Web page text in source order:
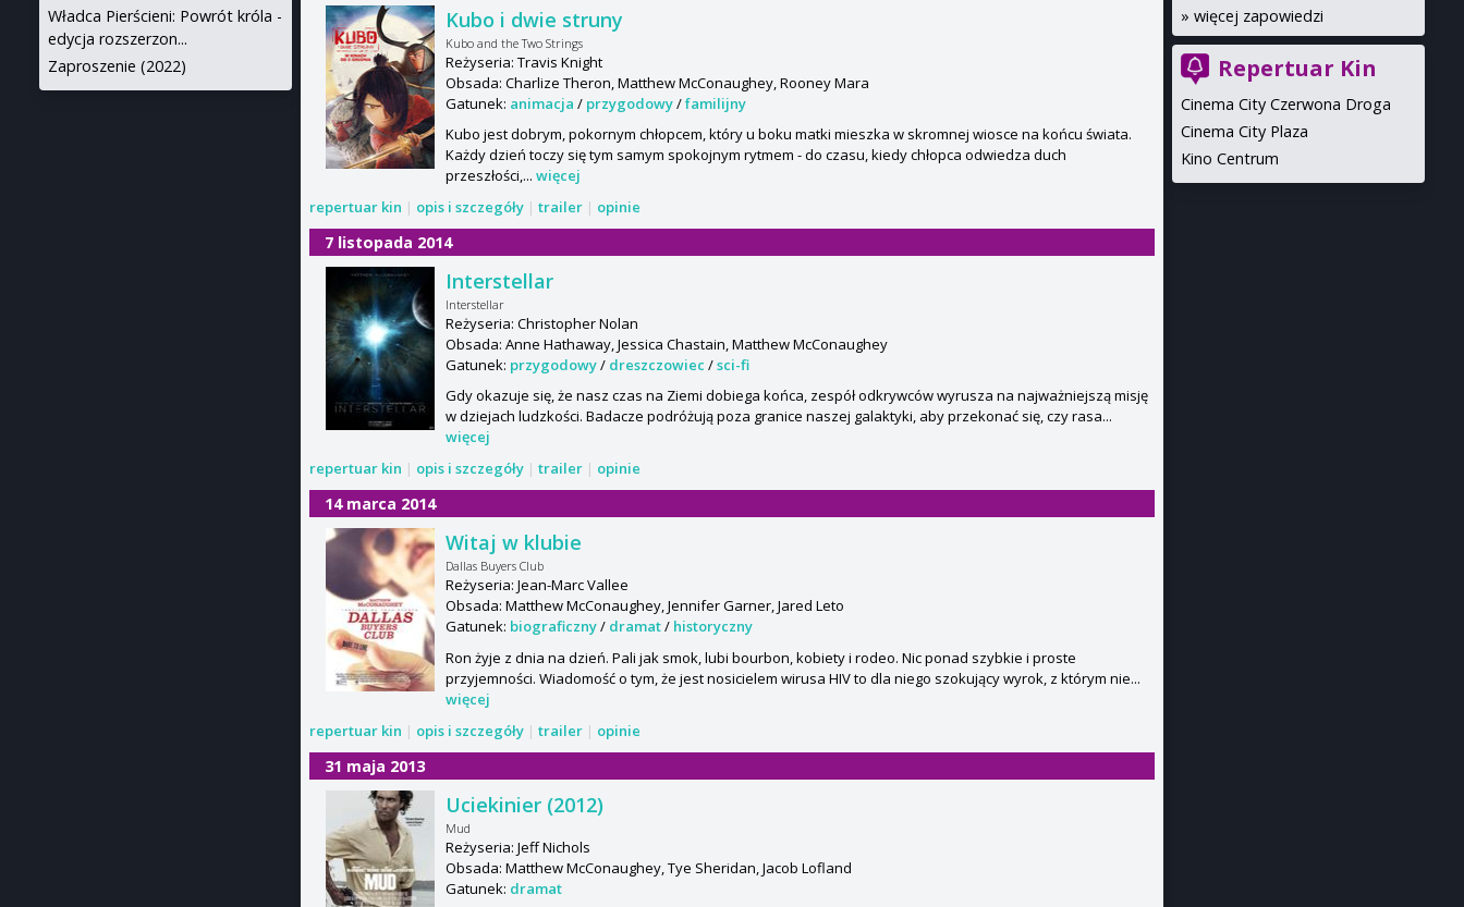
Kubo i dwie struny
Kubo and the Two Strings
Reżyseria: Travis Knight
Obsada: Charlize Theron, Matthew McConaughey, Rooney Mara
Gatunek: animacja / przygodowy/familijny
Kubo jest dobrym, pokornym chłopcem, który u boku matki mieszka w skromnej wiosce na końcu świata.
Każdy dzień toczy się tym samym spokojnym rytmem - do czasu, kiedy chłopca odwiedza duch
przeszłości,... więcej
repertuar kin | opis i szczegóły | trailer | opinie
7 listopada 2014
Interstellar
Interstellar
Reżyseria: Christopher Nolan
Obsada: Anne Hathaway, Jessica Chastain, Matthew McConaughey
Gatunek: przygodowy/ dreszczowiec /sci-fi
Gdy okazuje się, że nasz czas na Ziemi dobiega końca, zespół odkrywców wyrusza na najważniejszą misję
w dziejach ludzkości. Badacze podróżują poza granice naszej galaktyki, aby przekonać się, czy rasa...
więcej
repertuar kin | opis i szczegóły | trailer | opinie
14 marca 2014
Witaj w klubie
Dallas Buyers Club
Reżyseria: Jean-Marc Vallee
Obsada: Matthew McConaughey, Jennifer Garner, Jared Leto
Gatunek: biograficzny/ dramat/ historyczny
Ron żyje z dnia na dzień. Pali jak smok, lubi bourbon, kobiety i rodeo. Nic ponad szybkie i proste
przyjemności. Wiadomość o tym, że jest nosicielem wirusa HIV to dla niego szokujący wyrok, z którym nie...
więcej
repertuar kin | opis i szczegóły | trailer | opinie
31 maja 2013
Uciekinier (2012)
Mud
Reżyseria: Jeff Nichols
Obsada: Matthew McConaughey, Tye Sheridan, Jacob Lofland
Gatunek: dramat
» więcej zapowiedzi
Repertuar Kin
Cinema City Czerwona Droga
Cinema City Plaza
Kino Centrum
Władca Pierścieni: Powrót króla -
edycja rozszerzon...
Zaproszenie (2022)